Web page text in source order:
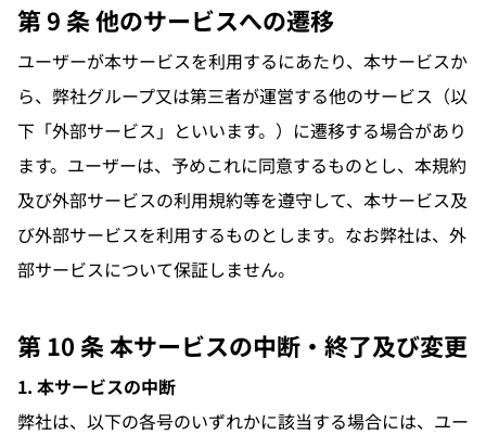
第 9 条 他のサービスへの遷移
ユーザーが本サービスを利用するにあたり、本サービスか
ら、弊社グループ又は第三者が運営する他のサービス（以
下「外部サービス」といいます。）に遷移する場合があり
ます。ユーザーは、予めこれに同意するものとし、本規約
及び外部サービスの利用規約等を遵守して、本サービス及
び外部サービスを利用するものとします。なお弊社は、外
部サービスについて保証しません。
第 10 条 本サービスの中断・終了及び変更
1. 本サービスの中断
弊社は、以下の各号のいずれかに該当する場合には、ユー